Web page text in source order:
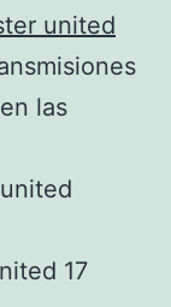
united
las